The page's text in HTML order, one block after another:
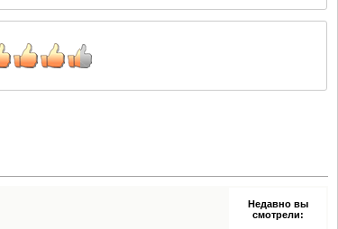
Недавно вы
смотрели: